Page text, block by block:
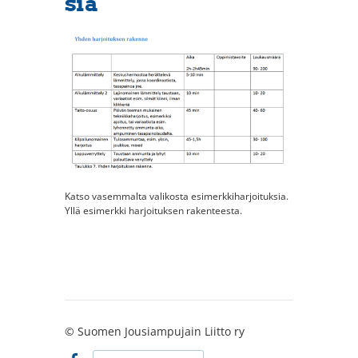
Katso vasemmalta valikosta esimerkkiharjoituksia.
Yllä esimerkki harjoituksen rakenteesta.
© Suomen Jousiampujain Liitto ry